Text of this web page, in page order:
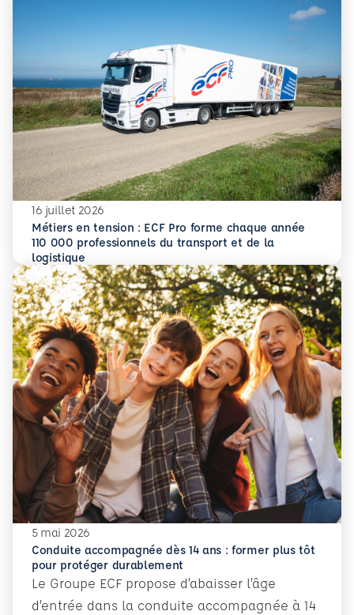
16 juillet 2026
Métiers en tension : ECF Pro forme chaque année
110 000 professionnels du transport et de la
logistique
En savoir plus
Métiers en tension : ECF Pro forme chaque année 110
5 mai 2026
Conduite accompagnée dès 14 ans : former plus tôt
pour protéger durablement
Le Groupe ECF propose d’abaisser l’âge
d’entrée dans la conduite accompagnée à 14